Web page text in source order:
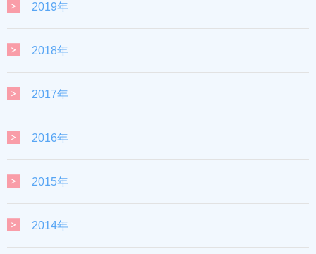
2019年
2018年
2017年
2016年
2015年
2014年